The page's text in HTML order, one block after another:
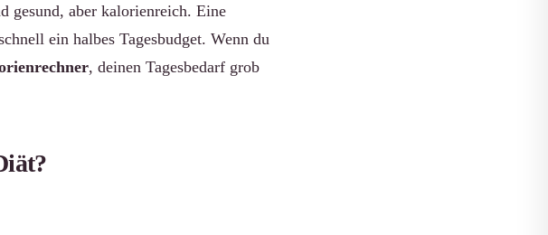
gesund, aber kalorienreich. Eine
ein halbes Tagesbudget. Wenn du
, deinen Tagesbedarf grob